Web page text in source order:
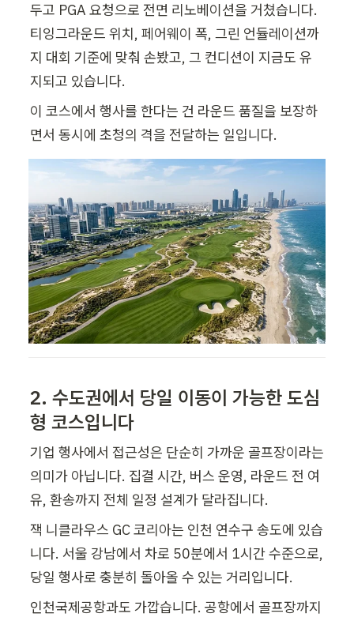
두고 PGA 요청으로 전면 리노베이션을 거쳤습니다.
티잉그라운드 위치, 페어웨이 폭, 그린 언듈레이션까
지 대회 기준에 맞춰 손봤고, 그 컨디션이 지금도 유
지되고 있습니다.
이 코스에서 행사를 한다는 건 라운드 품질을 보장하
면서 동시에 초청의 격을 전달하는 일입니다.
2. 수도권에서 당일 이동이 가능한 도심
형 코스입니다
기업 행사에서 접근성은 단순히 가까운 골프장이라는
의미가 아닙니다. 집결 시간, 버스 운영, 라운드 전 여
유, 환송까지 전체 일정 설계가 달라집니다.
잭 니클라우스 GC 코리아는 인천 연수구 송도에 있습
니다. 서울 강남에서 차로 50분에서 1시간 수준으로,
당일 행사로 충분히 돌아올 수 있는 거리입니다.
인천국제공항과도 가깝습니다. 공항에서 골프장까지